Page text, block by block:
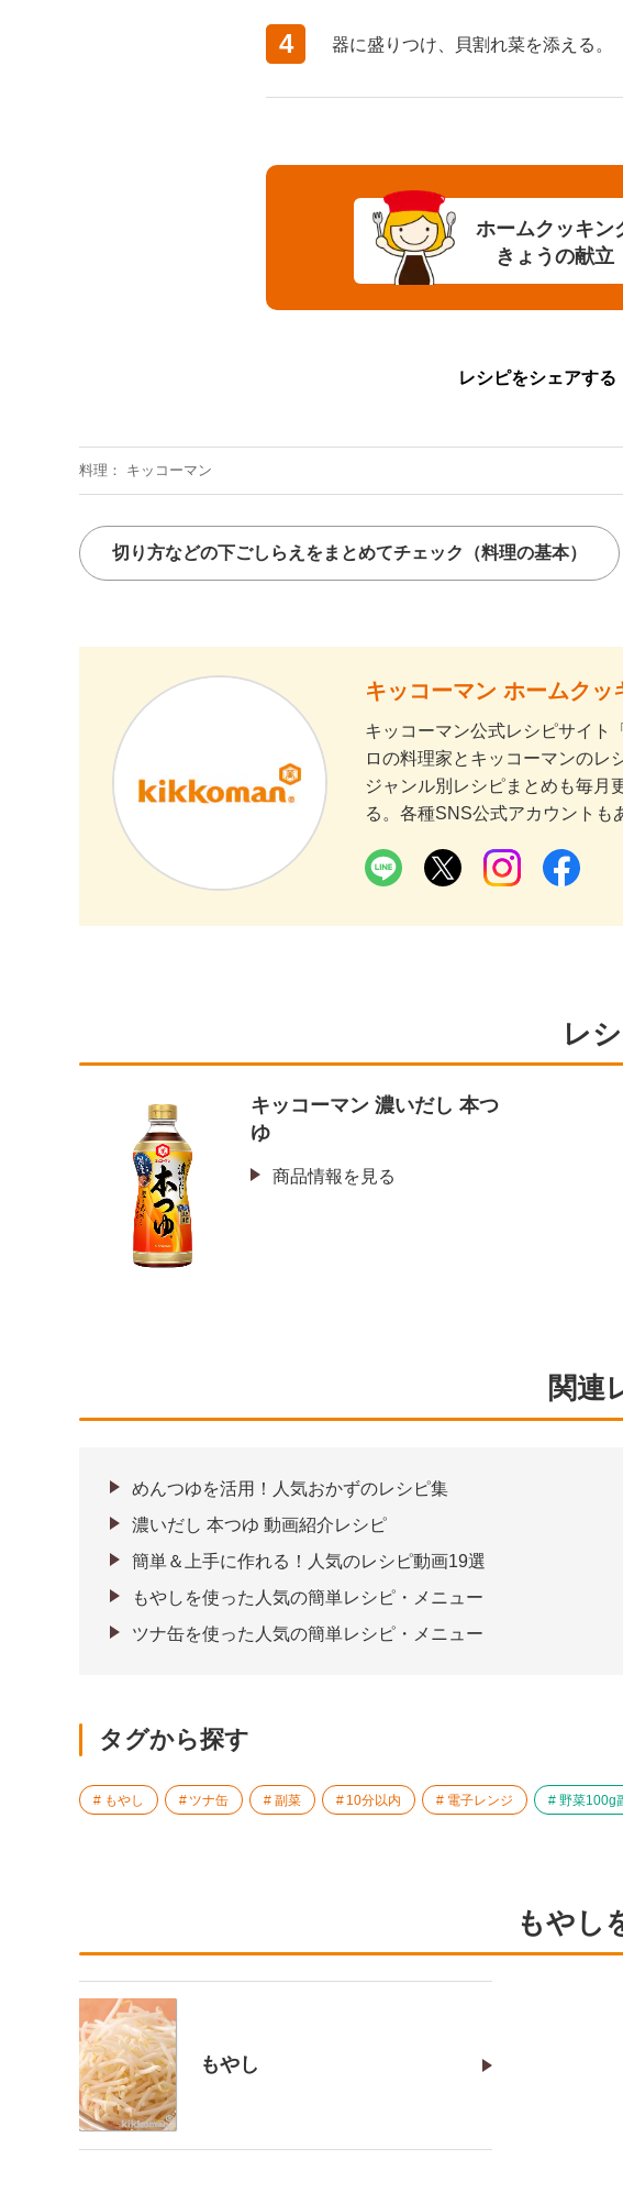
4 器に盛りつけ、貝割れ菜を添える。
ホームクッキン
きょうの献立
レシピをシェアする
料理 キッコーマン
切り方などの下ごしらえをまとめてチェック （料理の基本）
キッコーマン ホームクッ
キッコーマン公式レシピサイト
ロの料理家とキッコーマンのレ
ジャンル別レシピまとめも毎月
る。各種SNS公式アカウントも
レ
キッコーマン 濃いだし 本つ
ゆ
商品情報を見る
関連
めんつゆを活用！人気おかずのレシピ集
濃いだし 本つゆ 動画紹介レシピ
簡単＆上手に作れる！人気のレシピ動画19選
もやしを使った人気の簡単レシピ・メニュー
ツナ缶を使った人気の簡単レシピ・メニュー
タグから探す
もやし ツナ缶 副菜 10分以内 電子レンジ 野菜100g
もやし
もやし